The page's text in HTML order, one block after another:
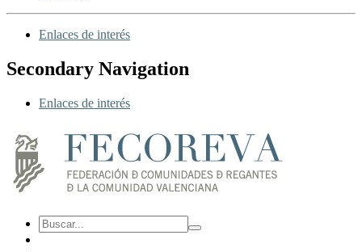
Enlaces de interés
Secondary Navigation
Enlaces de interés